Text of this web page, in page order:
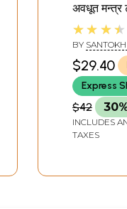
अवधूत
Gorakh
Nath
Totke
BY
$29.40
Express
$42
INCLUDES
TAXES